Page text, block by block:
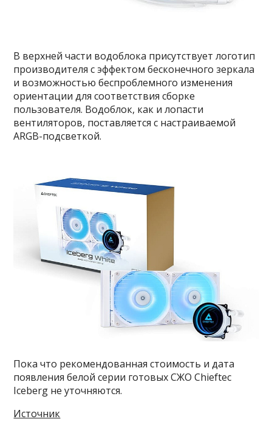
В верхней части водоблока присутствует логотип
производителя с эффектом бесконечного зеркала
и возможностью беспроблемного изменения
ориентации для соответствия сборке
пользователя. Водоблок, как и лопасти
вентиляторов, поставляется с настраиваемой
ARGB-подсветкой.
Пока что рекомендованная стоимость и дата
появления белой серии готовых СЖО Chieftec
Iceberg не уточняются.
Источник